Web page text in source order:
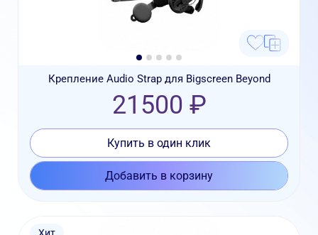
Крепление Audio Strap для Bigscreen Beyond
21500 ₽
Купить в один клик
Добавить в корзину